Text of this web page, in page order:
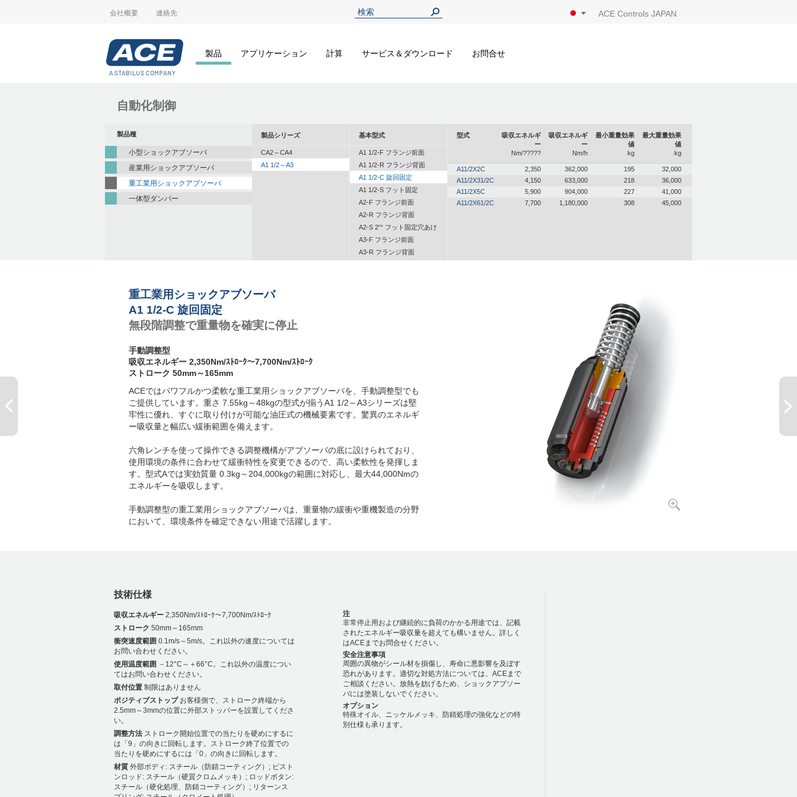
会社概要 連絡先 ACE Controls JAPAN
製品 アプリケーション 計算 サービス＆ダウンロード お問合せ
自動化制御
製品種
小型ショックアブソーバ
産業用ショックアブソーバ
重工業用ショックアブソーバ
一体型ダンパー
製品シリーズ
CA2～CA4
A1 1/2～A3
基本型式
A1 1/2-F フランジ前面
A1 1/2-R フランジ背面
A1 1/2-C 旋回固定
A1 1/2-S フット固定
A2-F フランジ前面
A2-R フランジ背面
A2-S 2““ フット固定穴あけ
A3-F フランジ前面
A3-R フランジ背面
型式
吸収エネルギ
ー
Nm/?????
吸収エネルギ
ー
Nm/h
最小重量効果
値
kg
最大重量効果
値
kg
A11/2X2C 2,350 362,000 195
32,000
A11/2X31/2C
4,150 633,000 218
36,000
A11/2X5C
5,900 904,000 227
41,000
A11/2X61/2C
7,700 1,180,000 308 45,000
重工業用ショックアブソーバ
A1 1/2-C 旋回固定
無段階調整で重量物を確実に停止
手動調整型
吸収エネルギー 2,350Nm/ｽﾄﾛｰｸ～7,700Nm/ｽﾄﾛｰｸ
ストローク 50mm～165mm
ACEではパワフルかつ柔軟な重工業用ショックアブソーバを、手動調整型でも
ご提供しています。重さ 7.55kg～48kgの型式が揃うA1 1/2～A3シリーズは堅
牢性に優れ、すぐに取り付けが可能な油圧式の機械要素です。驚異のエネルギ
ー吸収量と幅広い緩衝範囲を備えます。
六角レンチを使って操作できる調整機構がアブソーバの底に設けられており、
使用環境の条件に合わせて緩衝特性を変更できるので、高い柔軟性を発揮しま
す。型式Aでは実効質量 0.3kg～204,000kgの範囲に対応し、最大44,000Nmの
エネルギーを吸収します。
手動調整型の重工業用ショックアブソーバは、重量物の緩衝や重機製造の分野
において、環境条件を確定できない用途で活躍します。
技術仕様
吸収エネルギー 2,350Nm/ｽﾄﾛｰｸ～7,700Nm/ｽﾄﾛｰｸ
ストローク 50mm～165mm
衝突速度範囲 0.1m/s～5m/s。これ以外の速度については
お問い合わせください。
使用温度範囲 －12°C～＋66°C。これ以外の温度につい
てはお問い合わせください。
取付位置 制限はありません
ポジティブストップお客様側で、ストローク終端から
2.5mm～3mmの位置に外部ストッパーを設置してくださ
い。
調整方法 ストローク開始位置での当たりを硬めにするに
は「9」の向きに回転します。ストローク終了位置での
当たりを硬めにするには「0」の向きに回転します。
材質 外部ボディ: スチール（防錆コーティング）; ピスト
ンロッド: スチール（硬質クロムメッキ）; ロッドボタン:
スチール（硬化処理、防錆コーティング）; リターンス
注
非常停止用および継続的に負荷のかかる用途では、記載
されたエネルギー吸収量を超えても構いません。詳しく
はACEまでお問合せください。
安全注意事項
周囲の異物がシール材を損傷し、寿命に悪影響を及ぼす
恐れがあります。適切な対処方法については、ACEまで
ご相談ください。放熱を妨げるため、ショックアブソー
バには塗装しないでください。
オプション
特殊オイル、ニッケルメッキ、防錆処理の強化などの特
別仕様も承ります。